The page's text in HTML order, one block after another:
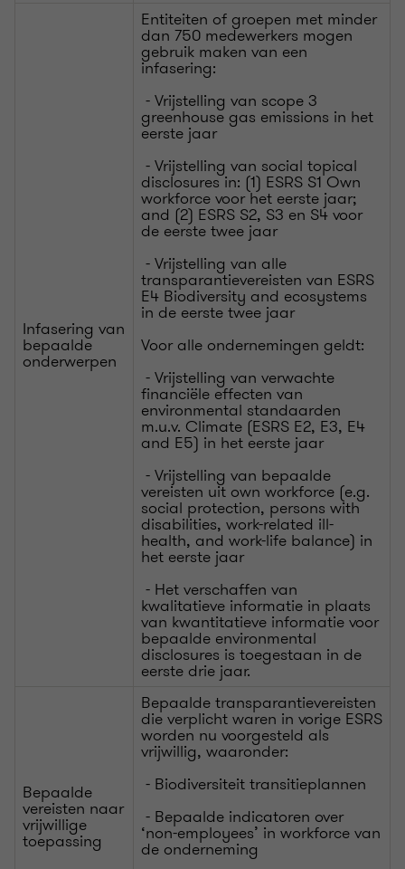
Infasering van
bepaalde
onderwerpen
Entiteiten of groepen met minder
dan 750 medewerkers mogen
gebruik maken van een
infasering:
- Vrijstelling van scope 3
greenhouse gas emissions in het
eerste jaar
- Vrijstelling van social topical
disclosures in: (1) ESRS S1 Own
workforce voor het eerste jaar;
and (2) ESRS S2, S3 en S4 voor
de eerste twee jaar
- Vrijstelling van alle
transparantievereisten van ESRS
E4 Biodiversity and ecosystems
in de eerste twee jaar
Voor alle ondernemingen geldt:
- Vrijstelling van verwachte
financiële effecten van
environmental standaarden
m.u.v. Climate (ESRS E2, E3, E4
and E5) in het eerste jaar
- Vrijstelling van bepaalde
vereisten uit own workforce (e.g.
social protection, persons with
disabilities, work-related ill-
health, and work-life balance) in
het eerste jaar
- Het verschaffen van
kwalitatieve informatie in plaats
van kwantitatieve informatie voor
bepaalde environmental
disclosures is toegestaan in de
eerste drie jaar.
Bepaalde
vereisten naar
vrijwillige
toepassing
Bepaalde transparantievereisten
die verplicht waren in vorige ESRS
worden nu voorgesteld als
vrijwillig, waaronder:
- Biodiversiteit transitieplannen
- Bepaalde indicatoren over
‘non-employees’ in workforce van
de onderneming